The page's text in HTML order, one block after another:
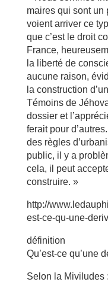
maires qui sont un
voient arriver ce
que c’est le droit
France,
la liberté de
aucune raison,
la construction
Témoins de
dossier et
ferait pour
des règles
public, il y a
cela, il peut
construire. »
http://
est-ce-qu-une-
définition
Qu’est-ce qu’une
Selon la Miviludes